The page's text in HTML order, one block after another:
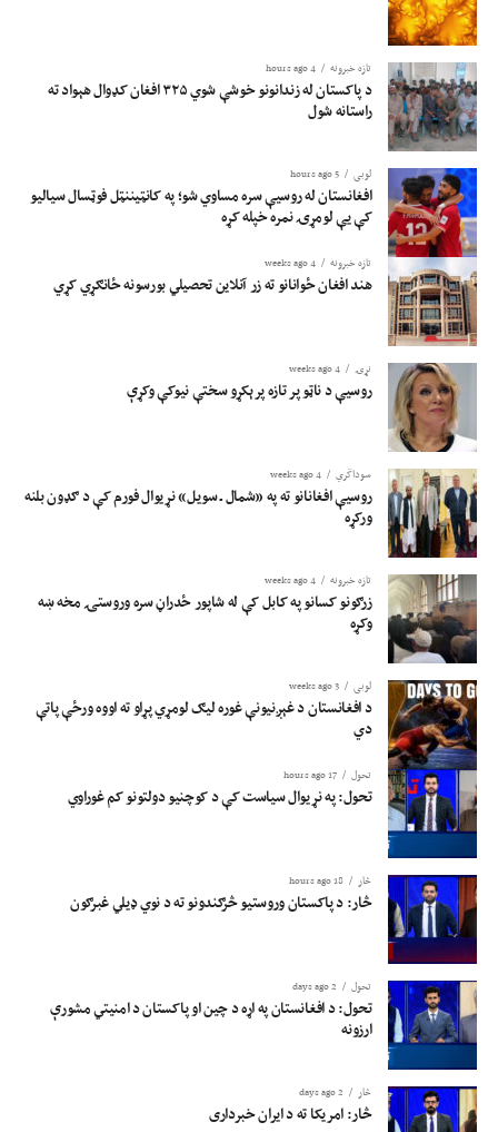
تازه خبرونه 4 hours ago
د پاکستان له زندانونو خوشې شوي ۳۲۵ افغان کډوال هېواد ته
راستانه شول
لوبی 5 hours ago
افغانستان له روسیې سره مساوي شو؛ په کانټیننټل فوټسال سیالیو
کې یې لومړۍ نمره خپله کړه
تازه خبرونه 4 weeks ago
هند افغان ځوانانو ته زر آنلاین تحصیلي بورسونه ځانګړي کړي
نړۍ 4 weeks ago
روسیې د ناټو پر تازه پرېکړو سختې نیوکې وکړې
سوداگري 4 weeks ago
روسیې افغانانو ته په «شمال ـ سویل» نړیوال فورم کې د ګډون بلنه
ورکړه
تازه خبرونه 4 weeks ago
زرګونو کسانو په کابل کې له شاپور ځدراڼ سره وروستۍ مخه ښه
وکړه
لوبی 3 weeks ago
د افغانستان د غېږنیونې غوره لیګ لومړي پړاو ته اووه ورځې پاتې
دي
تحول 17 hours ago
تحول: په نړیوال سیاست کې د کوچنیو دولتونو کم غوراوي
څار 18 hours ago
څار: د پاکستان وروستیو څرګندونو ته د نوي ډیلي غبرګون
تحول 2 days ago
تحول: د افغانستان په اړه د چین او پاکستان د امنیتي مشورې
ارزونه
څار 2 days ago
څار: امریکا ته د ایران خبرداری